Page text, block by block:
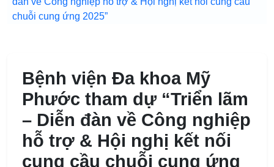
chuỗi cung ứng 2025”
Bệnh viện Đa khoa Mỹ
Phước tham dự “Triển lãm
– Diễn đàn về Công nghiệp
hỗ trợ & Hội nghị kết nối
cung cầu chuỗi cung ứng